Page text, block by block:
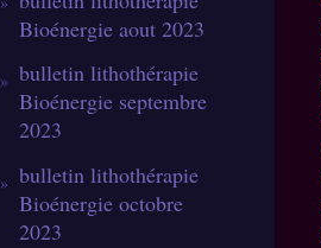
Bioénergie aout 2023
bulletin lithothérapie
Bioénergie septembre
2023
bulletin lithothérapie
Bioénergie octobre
2023